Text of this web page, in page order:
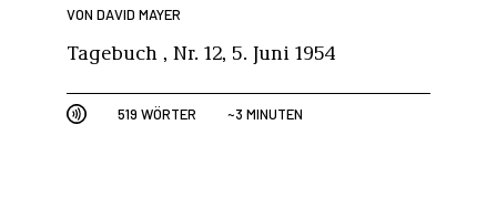
VON DAVID MAYER
Tagebuch , Nr. 12, 5. Juni 1954
519 WÖRTER ~3 MINUTEN